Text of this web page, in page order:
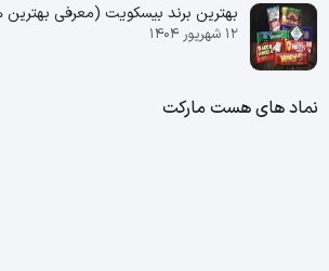
بهترین برند بیسکویت (معرفی بهترین‌ های
۱۲ شهریور ۱۴۰۴
نماد های هست مارکت